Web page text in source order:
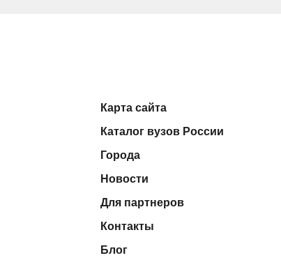
Карта сайта
Каталог вузов России
Города
Новости
Для партнеров
Контакты
Блог